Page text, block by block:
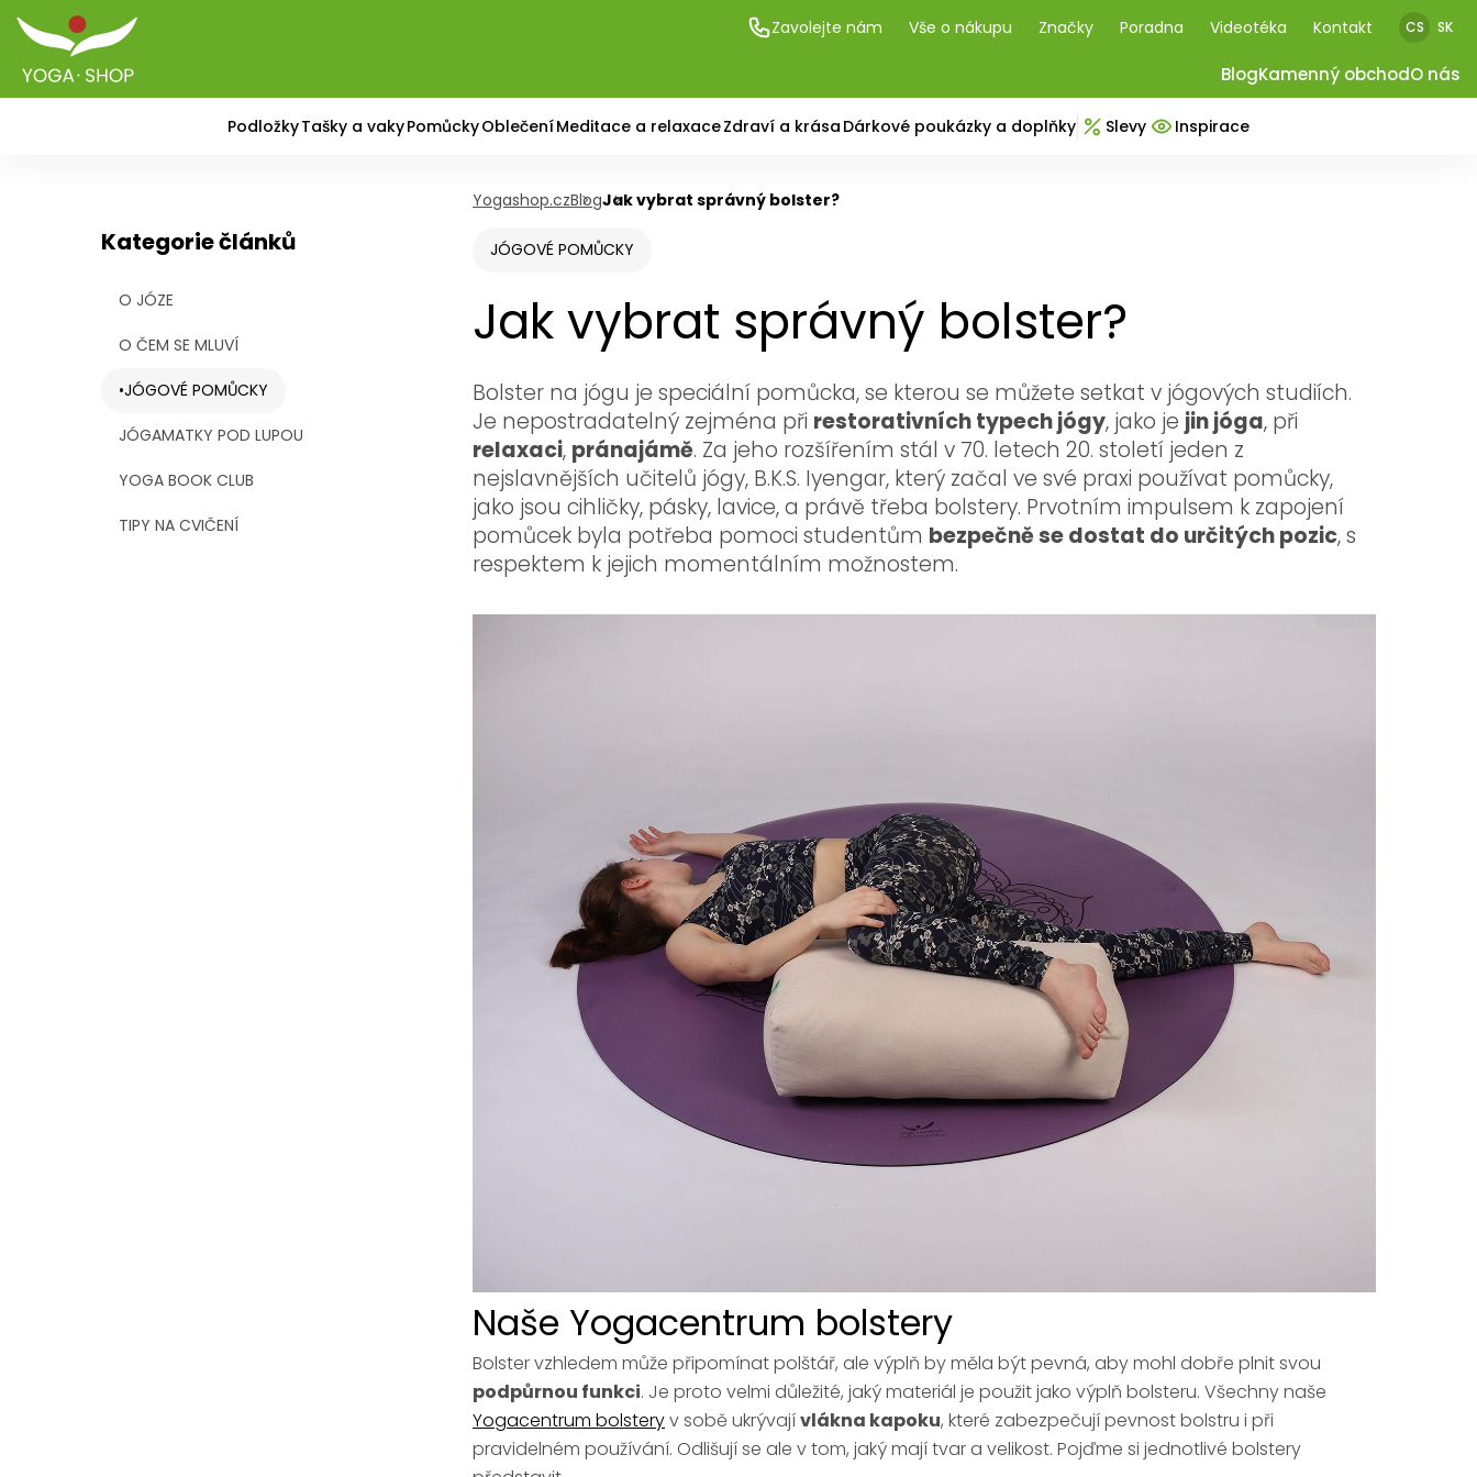
Zavolejte nám Vše o nákupu Značky Poradna Videotéka Kontakt CS SK
BlogKamenný obchodO nás
PodložkyTašky a vakyPomůckyOblečeníMeditace a relaxaceZdraví a krása Dárkové poukázky a doplňky Slevy Inspirace
Yogashop.czBlogJak vybrat správný bolster?
Kategorie článků
O JÓZE
O ČEM SE MLUVÍ
JÓGOVÉ POMŮCKY
JÓGAMATKY POD LUPOU
YOGA BOOK CLUB
TIPY NA CVIČENÍ
JÓGOVÉ POMŮCKY
Jak vybrat správný bolster?
Bolster na jógu je speciální pomůcka, se kterou se můžete setkat v jógových studiích.
Je nepostradatelný zejména při restorativních typech jógy, jako je jin jóga, při
relaxaci, pránajámě. Za jeho rozšířením stál v 70. letech 20. století jeden z
nejslavnějších učitelů jógy, B.K.S. Iyengar, který začal ve své praxi používat pomůcky,
jako jsou cihličky, pásky, lavice, a právě třeba bolstery. Prvotním impulsem k zapojení
pomůcek byla potřeba pomoci studentům bezpečně se dostat do určitých pozic, s
respektem k jejich momentálním možnostem.
Naše Yogacentrum bolstery
Bolster vzhledem může připomínat polštář, ale výplň by měla být pevná, aby mohl dobře plnit svou
podpůrnou funkci. Je proto velmi důležité, jaký materiál je použit jako výplň bolsteru. Všechny naše
Yogacentrum bolsteryv sobě ukrývajívlákna kapoku, které zabezpečují pevnost bolstru i při
pravidelném používání. Odlišují se ale v tom, jaký mají tvar a velikost. Pojďme si jednotlivé bolstery